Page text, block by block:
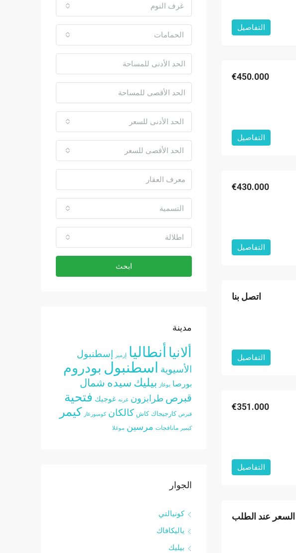
التفاصيل
€450.000
التفاصيل
€430.000
التفاصيل
اتصل بنا
التفاصيل
€351.000
التفاصيل
السعر عند الطلب
غرف النوم
الحمامات
الحد الأدنى للسعر
الحد الأقصى للسعر
التسمية
اطلالة
ابحث
مدينة
ألانيا أنطاليا إزمير
إسطنبول
الأسيوية
اسطنبول بودروم
بورصا بوغاز بيليك سيده شمال
قبرص طرابزون غرنه غوجيك فتحية
قبرص كارجيجاك كاش كالكان كومبورغاز كيمر
كيمير مانافجات مرسين موغلا
الجوار
كونيالتي
ياليكافاك
بيليك